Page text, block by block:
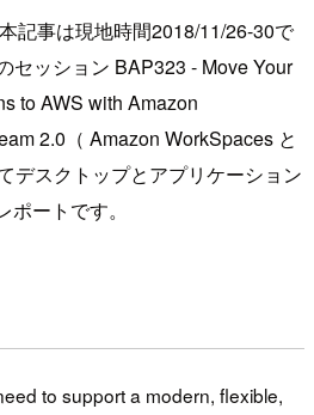
記事は現地時間2018/11/26-30で
セッション BAP323 - Move Your
to AWS with Amazon
2.0（ Amazon WorkSpaces と
デスクトップとアプリケーション
ートです。
to support a modern, flexible,